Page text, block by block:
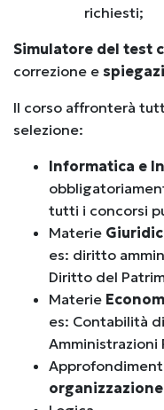
richiesti;
Simulatore del test
correzione e
Il corso affronterà
selezione:
Informatica e
tutti i concorsi
Materie
es: diritto
Diritto del
Materie
es: Contabilità
Amministrazioni